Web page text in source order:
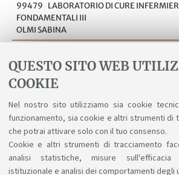
QUESTO SITO WEB
COOKIE
Nel nostro sito utilizziamo sia cookie
funzionamento, sia cookie e altri strumenti di
che potrai attivare solo con il tuo consenso.
Cookie e altri strumenti di tracciamento
analisi statistiche, misure sull'efficacia
istituzionale e analisi dei comportamenti degli
99479 LABORATORIO DI CURE
FONDAMENTALI III
OLMI SABINA
FONDAMENTALI (C.I.)
BERGAMI BARBARA
FONDAMENTALI (C.I.)
GOVONI OMAR
1 2 3 4